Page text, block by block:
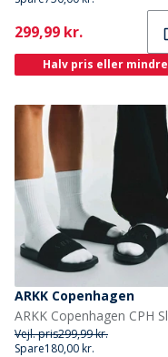
Current
299,99 kr.
Halv pris eller mindre
ARKK Copenhagen
Vejl. pris299,99 kr.
Spare180,00 kr.